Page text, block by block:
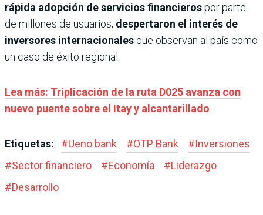
rápida adopción de servicios financierospor parte
de millones de usuarios, despertaron el interés de
inversores internacionales que observan al país como
un caso de éxito regional.
Lea más: Triplicación de la ruta D025 avanza con
nuevo puente sobre el Itay y alcantarillado
Etiquetas: #Ueno bank #OTP Bank #Inversiones
#Sector financiero #Economía #Liderazgo
#Desarrollo